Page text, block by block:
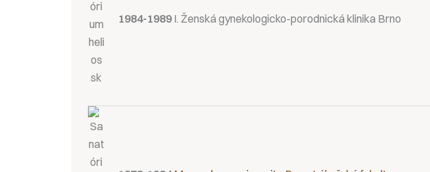
1984-1989 I. Ženská gynekologicko-porodnická klinika Brno